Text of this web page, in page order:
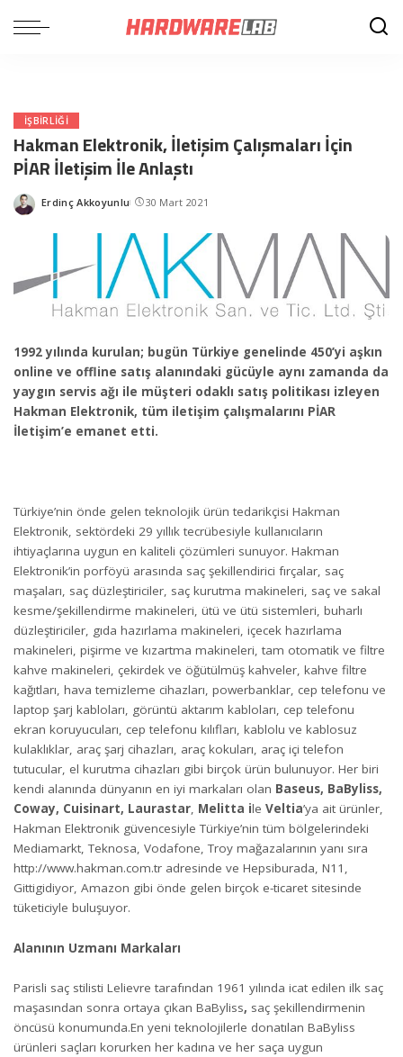
IŞBIRLIĞI
Hakman Elektronik, İletişim Çalışmaları İçin
PİAR İletişim İle Anlaştı
Posted
Erdinç Akkoyunlu 30 Mart 2021
1992 yılında kurulan; bugün Türkiye genelinde 450’yi aşkın
online ve offline satış alanındaki gücüyle aynı zamanda da
yaygın servis ağı ile müşteri odaklı satış politikası izleyen
Hakman Elektronik, tüm iletişim çalışmalarını PİAR
İletişim’e emanet etti.
Türkiye’nin önde gelen teknolojik ürün tedarikçisi Hakman
Elektronik, sektördeki 29 yıllık tecrübesiyle kullanıcıların
ihtiyaçlarına uygun en kaliteli çözümleri sunuyor. Hakman
Elektronik’in porföyü arasında saç şekillendirici fırçalar, saç
maşaları, saç düzleştiriciler, saç kurutma makineleri, saç ve sakal
kesme/şekillendirme makineleri, ütü ve ütü sistemleri, buharlı
düzleştiriciler, gıda hazırlama makineleri, içecek hazırlama
makineleri, pişirme ve kızartma makineleri, tam otomatik ve filtre
kahve makineleri, çekirdek ve öğütülmüş kahveler, kahve filtre
kağıtları, hava temizleme cihazları, powerbanklar, cep telefonu ve
laptop şarj kabloları, görüntü aktarım kabloları, cep telefonu
ekran koruyucuları, cep telefonu kılıfları, kablolu ve kablosuz
kulaklıklar, araç şarj cihazları, araç kokuları, araç içi telefon
tutucular, el kurutma cihazları gibi birçok ürün bulunuyor. Her biri
kendi alanında dünyanın en iyi markaları olan Baseus, BaByliss,
Coway, Cuisinart, Laurastar, Melitta ile Veltia’ya ait ürünler,
Hakman Elektronik güvencesiyle Türkiye’nin tüm bölgelerindeki
Mediamarkt, Teknosa, Vodafone, Troy mağazalarının yanı sıra
http://www.hakman.com.tr adresinde ve Hepsiburada, N11,
Gittigidiyor, Amazon gibi önde gelen birçok e-ticaret sitesinde
tüketiciyle buluşuyor.
Alanının Uzmanı Markaları
Parisli saç stilisti Lelievre tarafından 1961 yılında icat edilen ilk saç
maşasından sonra ortaya çıkan BaByliss, saç şekillendirmenin
öncüsü konumunda.En yeni teknolojilerle donatılan BaByliss
ürünleri saçları korurken her kadına ve her saça uygun